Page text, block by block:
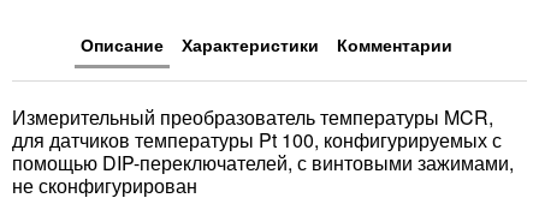
Описание Характеристики Комментарии
Измерительный преобразователь температуры MCR,
для датчиков температуры Pt 100, конфигурируемых с
помощью DIP-переключателей, с винтовыми зажимами,
не сконфигурирован